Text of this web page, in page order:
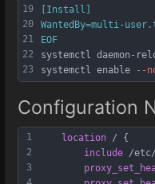
19
20
21
22
23
[Install]
WantedBy=multi-
EOF
systemctl daemon-
systemctl enable
--
Configuration
1
2
3
location / {
include /etc/